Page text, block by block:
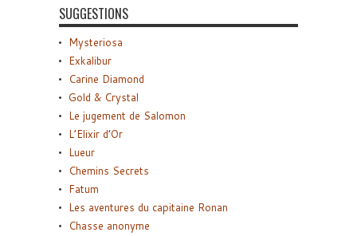
SUGGESTIONS
Mysteriosa
Exkalibur
Carine Diamond
Gold & Crystal
Le jugement de Salomon
L’Elixir d’Or
Lueur
Chemins Secrets
Fatum
Les aventures du capitaine Ronan
Chasse anonyme